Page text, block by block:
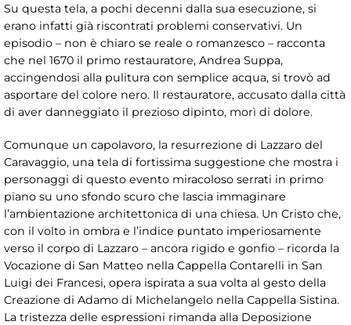
Su questa tela, a pochi decenni dalla sua esecuzione, si
erano infatti già riscontrati problemi conservativi. Un
episodio – non è chiaro se reale o romanzesco – racconta
che nel 1670 il primo restauratore, Andrea Suppa,
accingendosi alla pulitura con semplice acqua, si trovò ad
asportare del colore nero. Il restauratore, accusato dalla città
di aver danneggiato il prezioso dipinto, morì di dolore.
Comunque un capolavoro, la resurrezione di Lazzaro del
Caravaggio, una tela di fortissima suggestione che mostra i
personaggi di questo evento miracoloso serrati in primo
piano su uno sfondo scuro che lascia immaginare
l’ambientazione architettonica di una chiesa. Un Cristo che,
con il volto in ombra e l’indice puntato imperiosamente
verso il corpo di Lazzaro – ancora rigido e gonfio – ricorda la
Vocazione di San Matteo nella Cappella Contarelli in San
Luigi dei Francesi, opera ispirata a sua volta al gesto della
Creazione di Adamo di Michelangelo nella Cappella Sistina.
La tristezza delle espressioni rimanda alla Deposizione